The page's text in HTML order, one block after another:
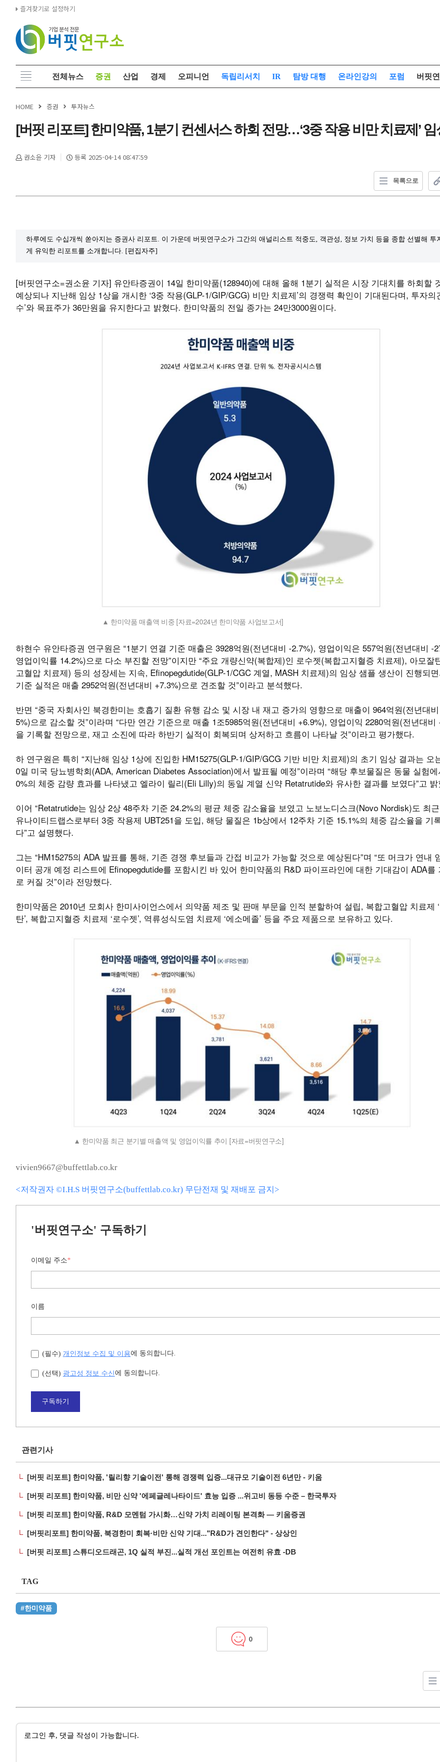
즐겨찾기로 설정하기
전체뉴스 증권 산업 경제 오피니언 독립리서치 IR 탐방 대행 온라인강의 포럼 버핏
HOME 증권 투자뉴스
[버핏 리포트] 한미약품, 1분기 컨센서스 하회 전망…‘3중 작용 비만 치료제’
권소윤 기자 등록 2025-04-14 08:47:59
목록으로
하루에도 수십개씩 쏟아지는 증권사 리포트. 이 가운데 버핏연구소가 그간의 애널리스트 적중도, 객관성, 정보 가치 등을 종합 선별해 투
게 유익한 리포트를 소개합니다. [편집자주]
[버핏연구소=권소윤 기자] 유안타증권이 14일 한미약품(128940)에 대해 올해 1분기 실적은 시장 기대치를 하회할
예상되나 지난해 임상 1상을 개시한 ‘3중 작용(GLP-1/GIP/GCG) 비만 치료제’의 경쟁력 확인이 기대된다며, 투자의
수’와 목표주가 36만원을 유지한다고 밝혔다. 한미약품의 전일 종가는 24만3000원이다.
한미약품 매출액 비중 [자료=2024년 한미약품 사업보고서]
하현수 유안타증권 연구원은 “1분기 연결 기준 매출은 3928억원(전년대비 -2.7%), 영업이익은 557억원(전년대비 -
영업이익률 14.2%)으로 다소 부진할 전망”이지만 “주요 개량신약(복합제)인 로수젯(복합고지혈증 치료제), 아모잘
고혈압 치료제) 등의 성장세는 지속, Efinopegdutide(GLP-1/CGC 계열, MASH 치료제)의 임상 샘플 생산이 진행되
기준 실적은 매출 2952억원(전년대비 +7.3%)으로 견조할 것”이라고 분석했다.
반면 “중국 자회사인 북경한미는 호흡기 질환 유행 감소 및 시장 내 재고 증가의 영향으로 매출이 964억원(전년대
5%)으로 감소할 것”이라며 “다만 연간 기준으로 매출 1조5985억원(전년대비 +6.9%), 영업이익 2280억원(전년대비
을 기록할 전망으로, 재고 소진에 따라 하반기 실적이 회복되며 상저하고 흐름이 나타날 것”이라고 평가했다.
하 연구원은 특히 “지난해 임상 1상에 진입한 HM15275(GLP-1/GIP/GCG 기반 비만 치료제)의 초기 임상 결과는 오
0일 미국 당뇨병학회(ADA, American Diabetes Association)에서 발표될 예정”이라며 “해당 후보물질은 동물 실험
0%의 체중 감량 효과를 나타냈고 엘라이 릴리(Eli Lilly)의 동일 계열 신약 Retatrutide와 유사한 결과를 보였다”고
이어 “Retatrutide는 임상 2상 48주차 기준 24.2%의 평균 체중 감소율을 보였고 노보노디스크(Novo Nordisk)도 최
유나이티드랩스로부터 3중 작용제 UBT251을 도입, 해당 물질은 1b상에서 12주차 기준 15.1%의 체중 감소율을 기
다”고 설명했다.
그는 “HM15275의 ADA 발표를 통해, 기존 경쟁 후보들과 간접 비교가 가능할 것으로 예상된다”며 “또 머크가 연내
이터 공개 예정 리스트에 Efinopegdutide를 포함시킨 바 있어 한미약품의 R&D 파이프라인에 대한 기대감이 ADA를
로 커질 것”이라 전망했다.
한미약품은 2010년 모회사 한미사이언스에서 의약품 제조 및 판매 부문을 인적 분할하여 설립, 복합고혈압 치료제
탄’, 복합고지혈증 치료제 ‘로수젯’, 역류성식도염 치료제 ‘에소메졸’ 등을 주요 제품으로 보유하고 있다.
한미약품 최근 분기별 매출액 및 영업이익률 추이 [자료=버핏연구소]
vivien9667@buffettlab.co.kr
<저작권자 ©I.H.S 버핏연구소(buffettlab.co.kr) 무단전재 및 재배포 금지>
'버핏연구소' 구독하기
이메일 주소*
이름
(필수) 개인정보 수집 및 이용에 동의합니다.
(선택) 광고성 정보 수신에 동의합니다.
구독하기
관련기사
[버핏 리포트] 한미약품, '릴리향 기술이전' 통해 경쟁력 입증...대규모 기술이전 6년만 - 키움
[버핏 리포트] 한미약품, 비만 신약 '에페글레나타이드' 효능 입증 ...위고비 동등 수준 – 한국투자
[버핏 리포트] 한미약품, R&D 모멘텀 가시화…신약 가치 리레이팅 본격화 — 키움증권
[버핏리포트] 한미약품, 북경한미 회복·비만 신약 기대..."R&D가 견인한다" - 상상인
[버핏 리포트] 스튜디오드래곤, 1Q 실적 부진...실적 개선 포인트는 여전히 유효 -DB
TAG
#한미약품
0